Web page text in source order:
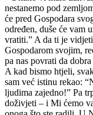
nestanemo pod
će pred Gospodara
određen, duše će vam
vratiti.” A da ti je
Gospodarom svojim,
pa nas povrati da
A kad bismo htjeli,
sam već istinu rekao:
ljudima zajedno!” Pa
doživjeti – i Mi ćemo